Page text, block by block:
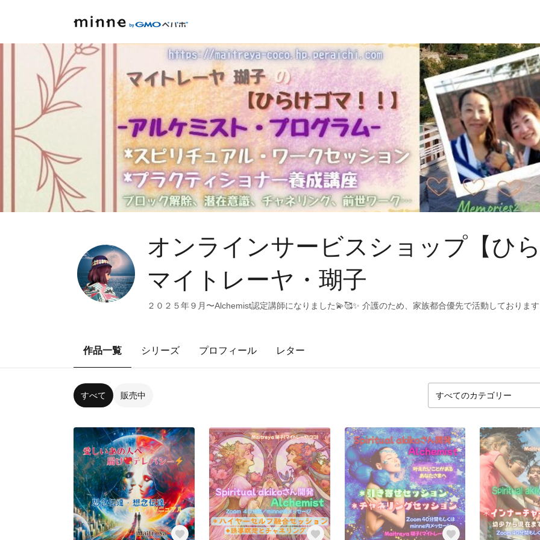
オンラインサービスショップ【ひ
マイトレーヤ・瑚子
２０２５年９月〜Alchemist認定講師になりました💫🥰✨ 介護のため、家族都合優先で活動しております
作品一覧 シリーズ プロフィール レター
すべて 販売中